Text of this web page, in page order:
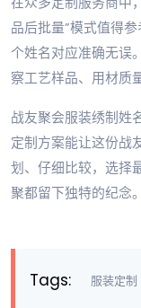
品后批量”模式值得
个姓名对应准确无误
察工艺样品、用材质
战友聚会服装绣制姓
定制方案能让这份战
划、仔细比较，选择
聚都留下独特的纪念。
Tags: 服装定制